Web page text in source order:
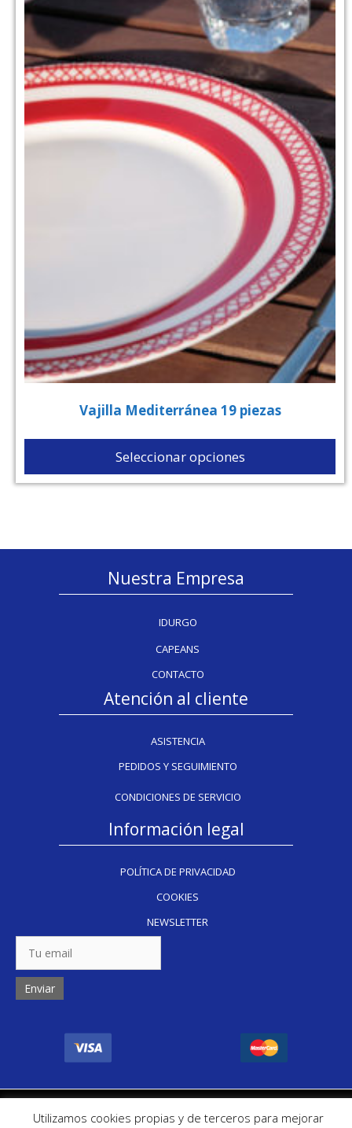
Vajilla Mediterránea 19 piezas
Seleccionar opciones
Nuestra Empresa
IDURGO
CAPEANS
CONTACTO
Atención al cliente
ASISTENCIA
PEDIDOS Y SEGUIMIENTO
CONDICIONES DE SERVICIO
Información legal
POLÍTICA DE PRIVACIDAD
COOKIES
NEWSLETTER
Utilizamos cookies propias y de terceros para mejorar